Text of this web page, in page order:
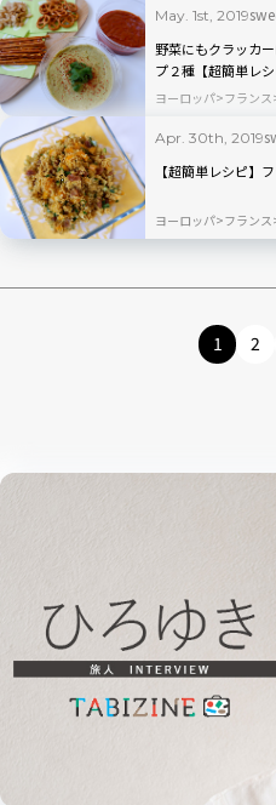
May. 1st, 2019
野菜にもクラッカ
プ２種【超簡単レシ
ヨーロッパ フランス
Apr. 30th, 2019
【超簡単レシピ】
ヨーロッパ フランス
1 2